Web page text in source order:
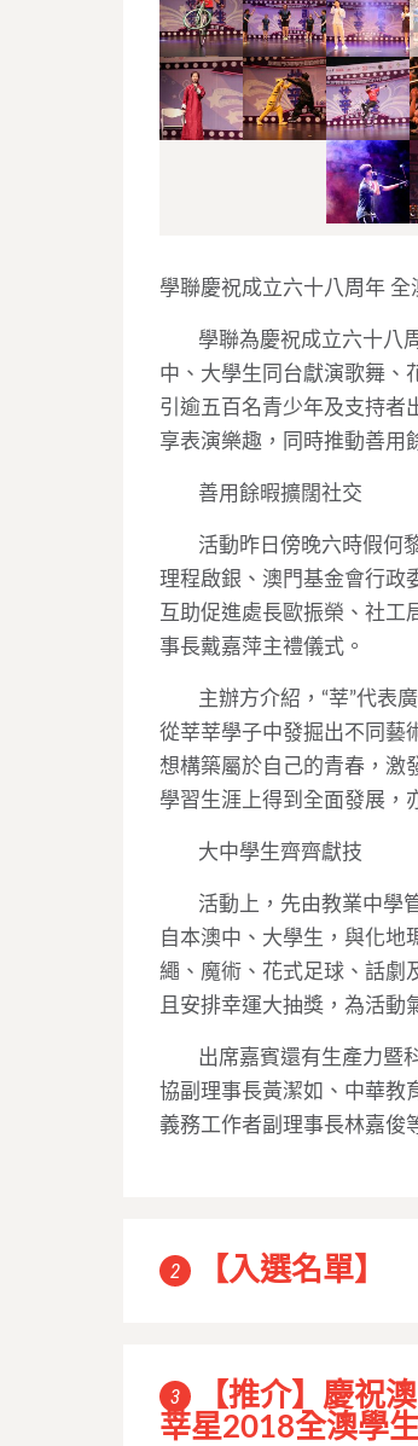
學聯慶祝成立六十八周年 全
學聯為慶祝成立六十八
中、大學生同台獻演歌舞、
引逾五百名青少年及支持者
享表演樂趣，同時推動善用
善用餘暇擴闊社交
活動昨日傍晚六時假何
理程啟銀、澳門基金會行政
互助促進處長歐振榮、社工
事長戴嘉萍主禮儀式。
主辦方介紹， “莘”代表
從莘莘學子中發掘出不同藝
想構築屬於自己的青春，激
學習生涯上得到全面發展，
大中學生齊齊獻技
活動上，先由教業中學
自本澳中、大學生，與化
繩、魔術、花式足球、話劇
且安排幸運大抽獎，為活動
出席嘉賓還有生產力暨
協副理事長黃潔如、中華教
義務工作者副理事長林嘉俊
2 【入選名單】
3
【推介】慶祝
莘星2018全澳學